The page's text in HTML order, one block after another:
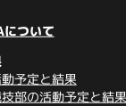
ついて
予定と結果
部の活動予定と結果